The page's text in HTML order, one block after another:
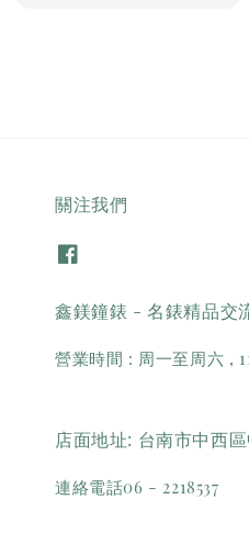
關注我們
鑫鎂鐘錶 - 名錶精品交
營業時間 : 周一至周六 ,
店面地址: 台南市中西
連絡電話06 - 2218537